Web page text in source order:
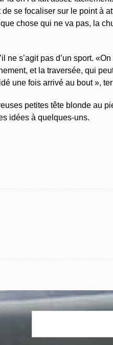
se focaliser sur le point à
chose qui ne va pas, la
ne s’agit pas d’un sport.
et la traversée, qui
une fois arrivé au bout »,
petites tête blonde au
idées à quelques-uns.